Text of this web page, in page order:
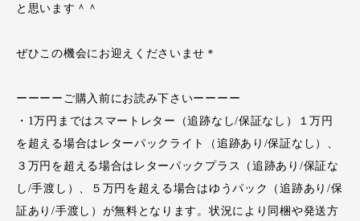
と思います＾＾
ぜひこの機会にお迎えくださいませ＊
ーーーーご購入前にお読み下さいーーーー
・1万円まではスマートレター（追跡なし/保証なし）１万円
を超える場合はレターパックライト（追跡あり/保証なし）、
３万円を超える場合はレターパックプラス（追跡あり/保証な
し/手渡し）、５万円を超える場合はゆうパック（追跡あり/保
証あり/手渡し）が無料となります。状況により同梱や発送方